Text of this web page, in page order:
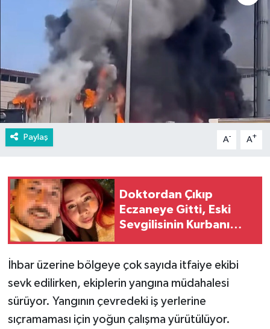
Paylaş A- A+
Doktordan Çıkıp
Eczaneye Gitti, Eski
Sevgilisinin Kurbanı
İhbar üzerine bölgeye çok sayıda itfaiye ekibi
sevk edilirken, ekiplerin yangına müdahalesi
sürüyor. Yangının çevredeki iş yerlerine
sıçramaması için yoğun çalışma yürütülüyor.